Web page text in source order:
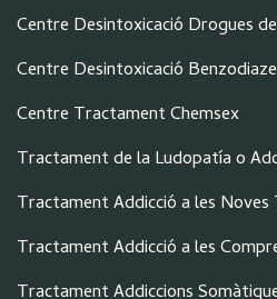
Centre Desintoxicació Drogues
Centre Desintoxicació
Centre Tractament Chemsex
Tractament de la Ludopatía o
Tractament Addicció a les Noves
Tractament Addicció a les
Tractament Addiccions